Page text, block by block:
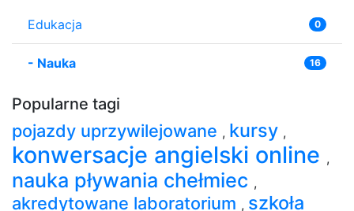
Edukacja 0
- Nauka 16
Popularne tagi
pojazdy uprzywilejowane , kursy ,
konwersacje angielski online ,
nauka pływania chełmiec ,
akredytowane laboratorium , szkoła